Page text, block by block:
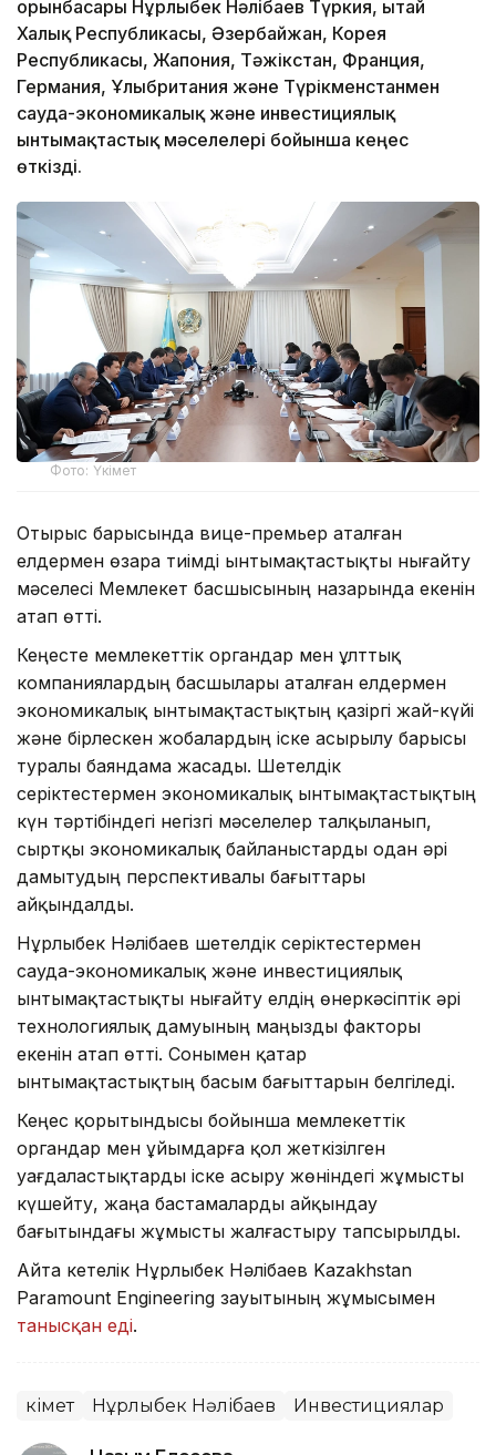
орынбасары Нұрлыбек Нәлібаев Түркия, Қытай
Халық Республикасы, Әзербайжан, Корея
Республикасы, Жапония, Тәжікстан, Франция,
Германия, Ұлыбритания және Түрікменстанмен
сауда-экономикалық және инвестициялық
ынтымақтастық мәселелері бойынша кеңес
өткізді.
Фото: Үкімет
Отырыс барысында вице-премьер аталған
елдермен өзара тиімді ынтымақтастықты нығайту
мәселесі Мемлекет басшысының назарында екенін
атап өтті.
Кеңесте мемлекеттік органдар мен ұлттық
компаниялардың басшылары аталған елдермен
экономикалық ынтымақтастықтың қазіргі жай-күйі
және бірлескен жобалардың іске асырылу барысы
туралы баяндама жасады. Шетелдік
серіктестермен экономикалық ынтымақтастықтың
күн тәртібіндегі негізгі мәселелер талқыланып,
сыртқы экономикалық байланыстарды одан әрі
дамытудың перспективалы бағыттары
айқындалды.
Нұрлыбек Нәлібаев шетелдік серіктестермен
сауда-экономикалық және инвестициялық
ынтымақтастықты нығайту елдің өнеркәсіптік әрі
технологиялық дамуының маңызды факторы
екенін атап өтті. Сонымен қатар
ынтымақтастықтың басым бағыттарын белгіледі.
Кеңес қорытындысы бойынша мемлекеттік
органдар мен ұйымдарға қол жеткізілген
уағдаластықтарды іске асыру жөніндегі жұмысты
күшейту, жаңа бастамаларды айқындау
бағытындағы жұмысты жалғастыру тапсырылды.
Айта кетелік Нұрлыбек Нәлібаев Kazakhstan
Paramount Engineering зауытының жұмысымен
танысқан еді.
Үкімет Нұрлыбек Нәлібаев Инвестициялар